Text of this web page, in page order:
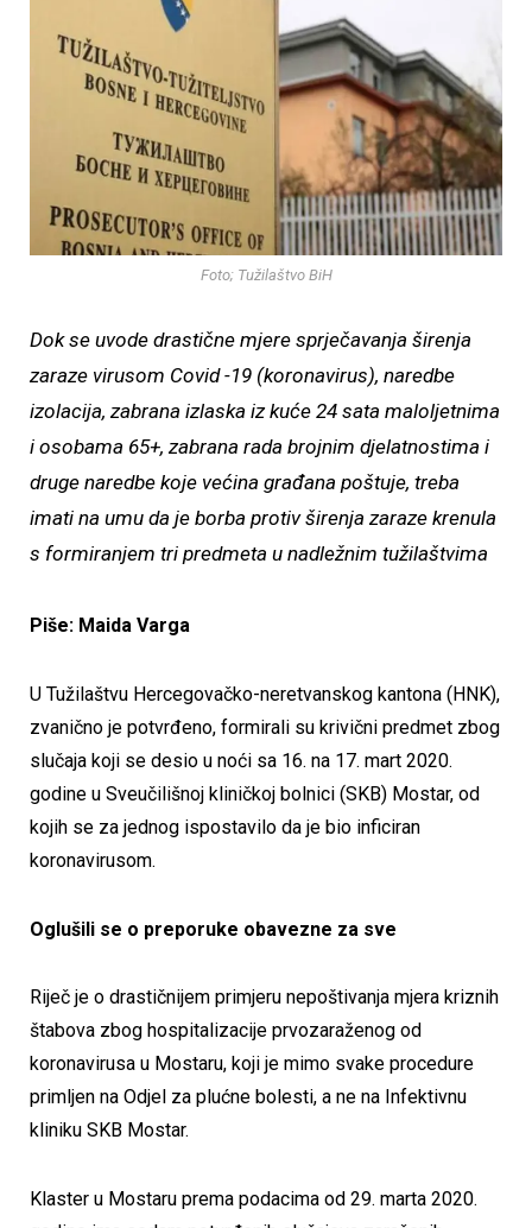
Foto; Tužilaštvo BiH
Dok se uvode drastične mjere sprječavanja širenja
zaraze virusom Covid -19 (koronavirus), naredbe
izolacija, zabrana izlaska iz kuće 24 sata maloljetnima
i osobama 65+, zabrana rada brojnim djelatnostima i
druge naredbe koje većina građana poštuje, treba
imati na umu da je borba protiv širenja zaraze krenula
s formiranjem tri predmeta u nadležnim tužilaštvima
Piše: Maida Varga
U Tužilaštvu Hercegovačko-neretvanskog kantona (HNK),
zvanično je potvrđeno, formirali su krivični predmet zbog
slučaja koji se desio u noći sa 16. na 17. mart 2020.
godine u Sveučilišnoj kliničkoj bolnici (SKB) Mostar, od
kojih se za jednog ispostavilo da je bio inficiran
koronavirusom.
Oglušili se o preporuke obavezne za sve
Riječ je o drastičnijem primjeru nepoštivanja mjera kriznih
štabova zbog hospitalizacije prvozaraženog od
koronavirusa u Mostaru, koji je mimo svake procedure
primljen na Odjel za plućne bolesti, a ne na Infektivnu
kliniku SKB Mostar.
Klaster u Mostaru prema podacima od 29. marta 2020.